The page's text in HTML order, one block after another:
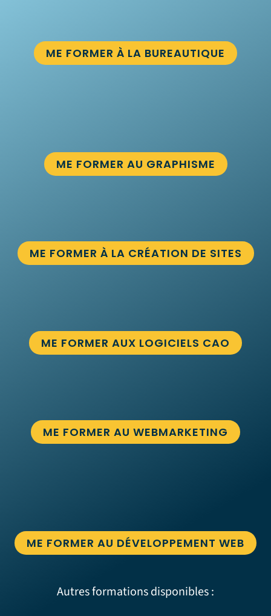
ME FORMER À LA BUREAUTIQUE
ME FORMER AU GRAPHISME
ME FORMER À LA CRÉATION DE SITES
ME FORMER AUX LOGICIELS CAO
ME FORMER AU WEBMARKETING
ME FORMER AU DÉVELOPPEMENT WEB
Autres formations disponibles :